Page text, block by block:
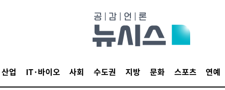
산업 IT·바이오 사회 수도권 지방 문화 스포츠 연예